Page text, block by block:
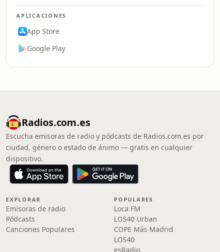
APLICACIONES
App Store
Google Play
Radios.com.es
Escucha emisoras de radio y pódcasts de Radios.com.es por
ciudad, género o estado de ánimo — gratis en cualquier
dispositivo.
EXPLORAR
Emisoras de radio
Pódcasts
Canciones Populares
POPULARES
Loca FM
LOS40 Urban
COPE Más Madrid
LOS40
esRadio